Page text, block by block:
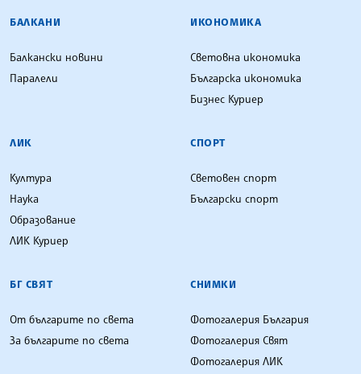
БАЛКАНИ
Балкански новини
Паралели
ИКОНОМИКА
Световна икономика
Българска икономика
Бизнес Куриер
ЛИК
Култура
Наука
Образование
ЛИК Куриер
СПОРТ
Световен спорт
Български спорт
БГ СВЯТ
От българите по света
За българите по света
СНИМКИ
Фотогалерия България
Фотогалерия Свят
Фотогалерия ЛИК